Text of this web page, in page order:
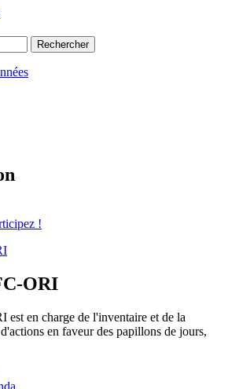
!
ORI
en charge de l'inventaire et de la
en faveur des papillons de jours,